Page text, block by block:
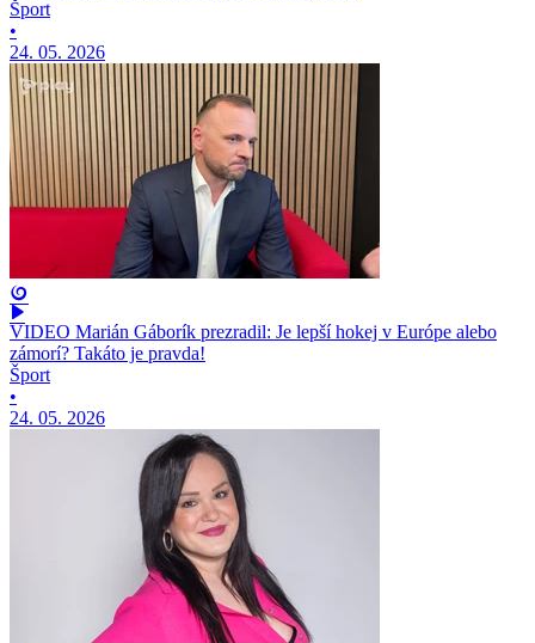
Šport
•
24. 05. 2026
VIDEO Marián Gáborík prezradil: Je lepší hokej v Európe alebo
zámorí? Takáto je pravda!
Šport
•
24. 05. 2026